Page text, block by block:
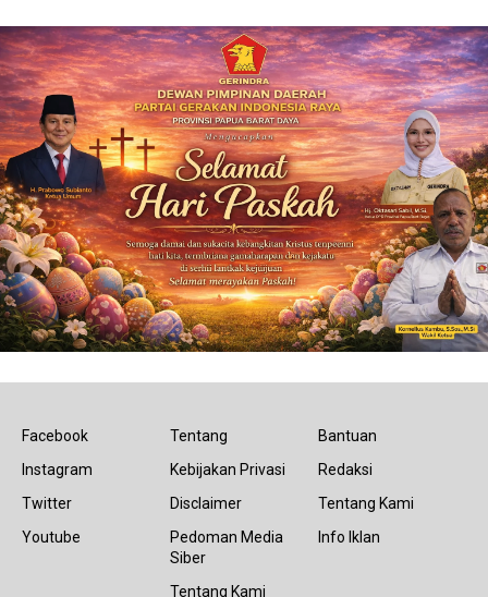
Facebook
Instagram
Twitter
Youtube
Tentang
Kebijakan Privasi
Disclaimer
Pedoman Media
Siber
Tentang Kami
Bantuan
Redaksi
Tentang Kami
Info Iklan